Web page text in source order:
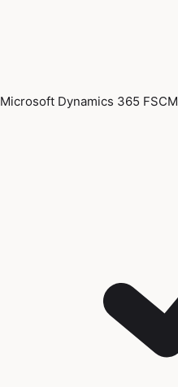
Microsoft Dynamics 365 FSCM